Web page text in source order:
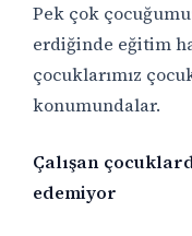
Pek çok
erdiğinde eğitim
çocuklarımız
konumundalar.
Çalışan
edemiyor